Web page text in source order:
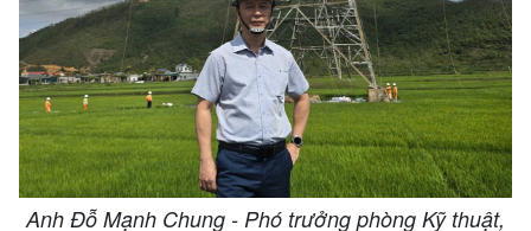
Anh Đỗ Mạnh Chung - Phó trưởng phòng Kỹ thuật,